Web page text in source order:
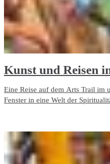
Kunst und Reisen
Eine Reise auf dem Arts Trail im
Fenster in eine Welt der